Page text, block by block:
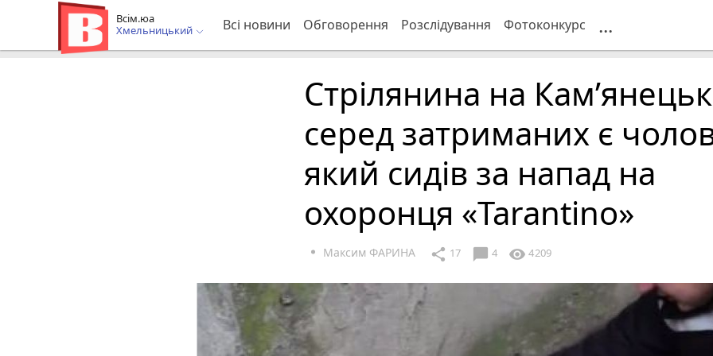
Всім.юа
Хмельницький
Всі новини Обговорення Розслідування Фотоконкурс ...
Стрілянина на
серед затриманих є
який сидів за напад на
охоронця «Tarantino»
Максим ФАРИНА share 17 chat_bubble 4 visibility 4209